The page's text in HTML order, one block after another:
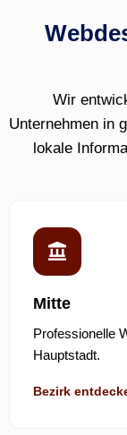
Wir
Unternehmen in
lokale
Mitte
Professionelle
Hauptstadt.
Bezirk